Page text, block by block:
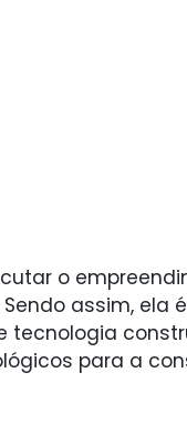
o
assim, ela
tecnologia
para a